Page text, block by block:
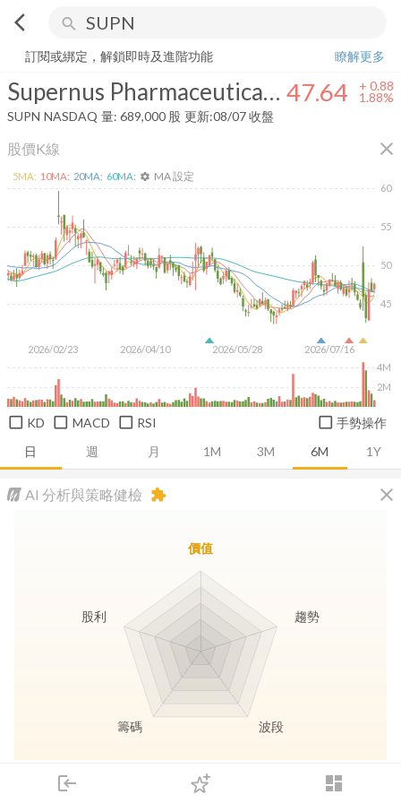
arrow_back_ios search
login dashboard
下單
Supernus Pharmaceuticals, Inc.
訂閱或綁定，解鎖即時及進階功能
瞭解更多
Supernus Pharmaceuticals, Inc. 47.64 + 0.88
1.88%
SUPN NASDAQ 量: 689,000 股 更新:08/07 收盤
股價K線 close
日 週 月 1M 3M 6M 1Y
2026/02/23 2026/04/10 2026/05/28 2026/07/16
45
50
55
60
2M
4M
5MA: 10MA: 20MA: 60MA: settings MA 設定
KD MACD RSI 手勢操作
AI 分析與策略健檢 close
extension
長線價值 存股收息
價值
趨勢
波段
籌碼
股利